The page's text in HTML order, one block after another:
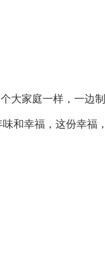
大家庭一样，一边
和幸福，这份幸福